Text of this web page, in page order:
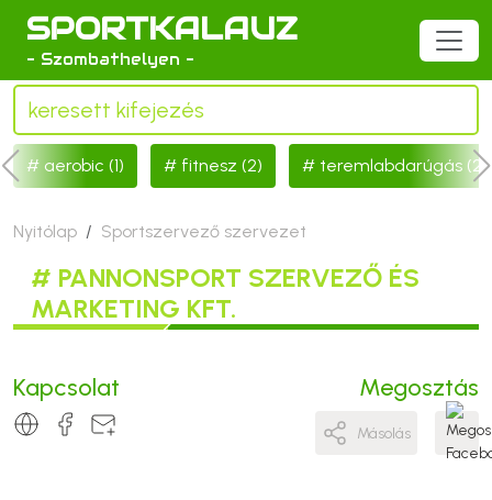
SPORTKALAUZ
- Szombathelyen -
aerobic (1) fitnesz (2) teremlabdarúgás (2)
Nyitólap Sportszervező szervezet
# PANNONSPORT SZERVEZŐ ÉS
MARKETING KFT.
Kapcsolat Megosztás
Másolás